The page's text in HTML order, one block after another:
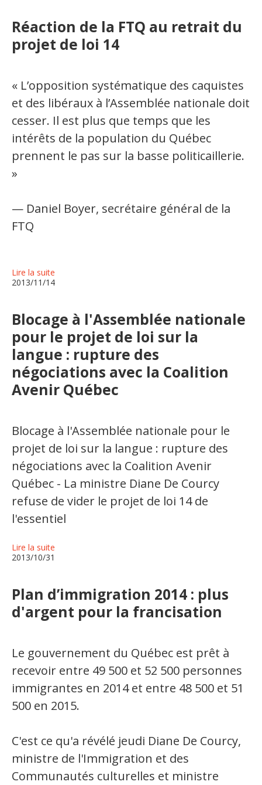
Réaction de la FTQ au retrait du
projet de loi 14
« L’opposition systématique des caquistes
et des libéraux à l’Assemblée nationale doit
cesser. Il est plus que temps que les
intérêts de la population du Québec
prennent le pas sur la basse politicaillerie.
»
— Daniel Boyer, secrétaire général de la
FTQ
Lire la suite
2013/11/14
Blocage à l'Assemblée nationale
pour le projet de loi sur la
langue : rupture des
négociations avec la Coalition
Avenir Québec
Blocage à l'Assemblée nationale pour le
projet de loi sur la langue : rupture des
négociations avec la Coalition Avenir
Québec - La ministre Diane De Courcy
refuse de vider le projet de loi 14 de
l'essentiel
Lire la suite
2013/10/31
Plan d’immigration 2014 : plus
d'argent pour la francisation
Le gouvernement du Québec est prêt à
recevoir entre 49 500 et 52 500 personnes
immigrantes en 2014 et entre 48 500 et 51
500 en 2015.
C'est ce qu'a révélé jeudi Diane De Courcy,
ministre de l'Immigration et des
Communautés culturelles et ministre